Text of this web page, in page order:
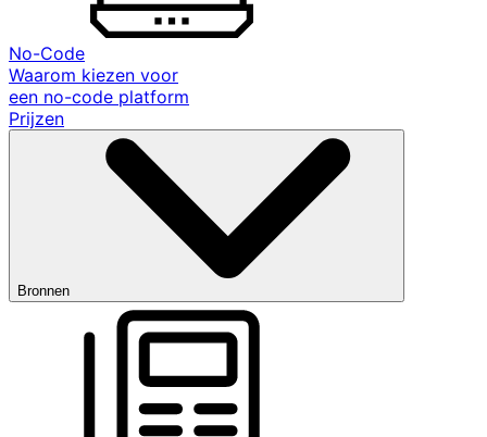
No-Code
Waarom kiezen voor
een no-code platform
Prijzen
Bronnen